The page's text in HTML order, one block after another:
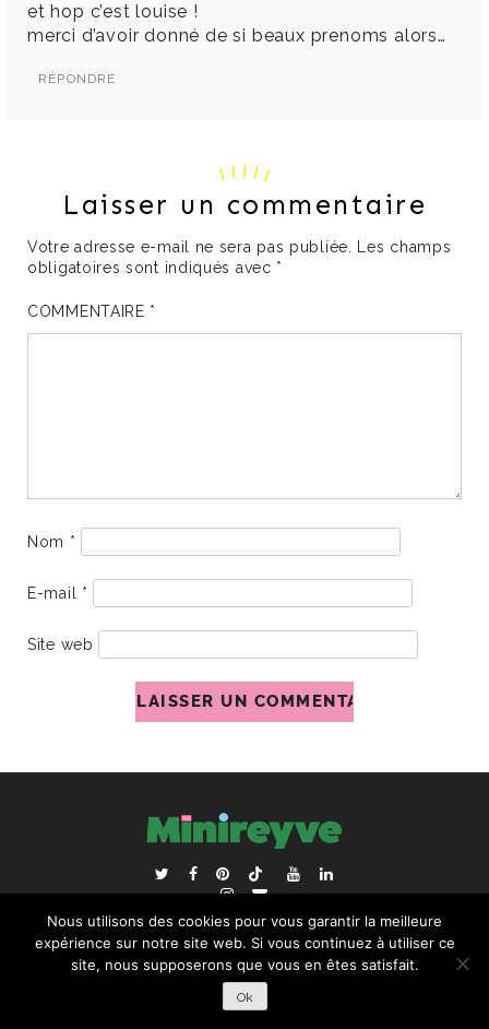
et hop c’est louise !
merci d’avoir donné de si beaux prenoms alors…
RÉPONDRE
Laisser un commentaire
Votre adresse e-mail ne sera pas publiée. Les champs
obligatoires sont indiqués avec *
COMMENTAIRE *
Nom *
E-mail *
Site web
ACCUEIL BLOGROLL
RECHERCHER :
Nous utilisons des cookies pour vous garantir la meilleure
expérience sur notre site web. Si vous continuez à utiliser ce
site, nous supposerons que vous en êtes satisfait.
Ok